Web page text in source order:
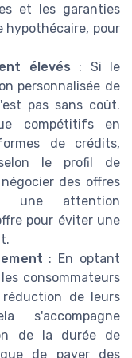
et les garanties
hypothécaire, pour
élevés : Si le
personnalisée de
pas sans coût.
compétitifs en
de crédits,
le profil de
des offres
une attention
pour éviter une
: En optant
consommateurs
de leurs
s'accompagne
de la durée de
de payer des